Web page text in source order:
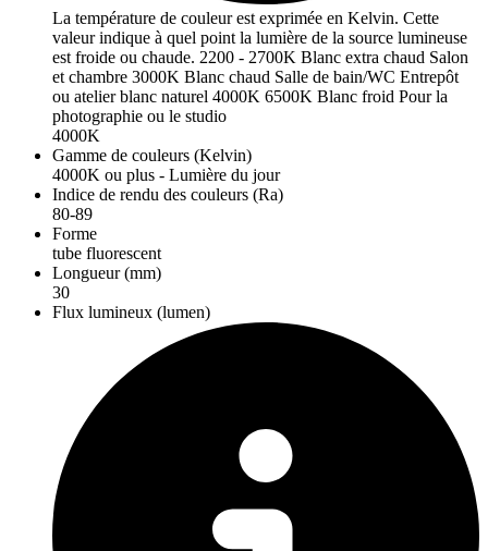
La température de couleur est exprimée en Kelvin. Cette
valeur indique à quel point la lumière de la source lumineuse
est froide ou chaude. 2200 - 2700K Blanc extra chaud Salon
et chambre 3000K Blanc chaud Salle de bain/WC Entrepôt
ou atelier blanc naturel 4000K 6500K Blanc froid Pour la
photographie ou le studio
4000K
Gamme de couleurs (Kelvin)
4000K ou plus - Lumière du jour
Indice de rendu des couleurs (Ra)
80-89
Forme
tube fluorescent
Longueur (mm)
30
Flux lumineux (lumen)